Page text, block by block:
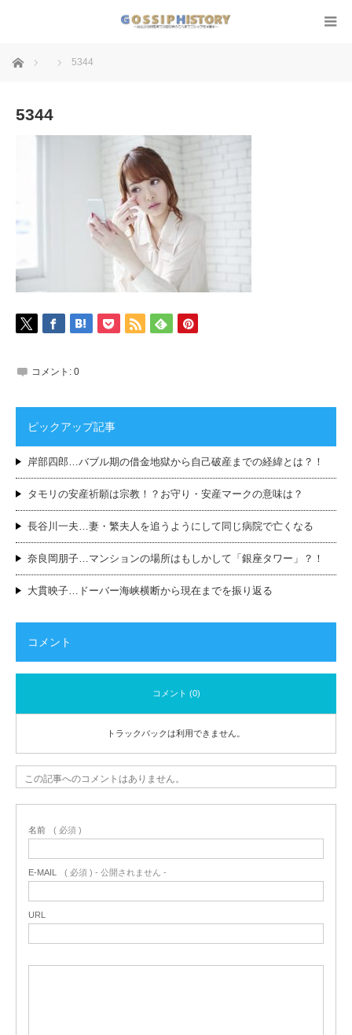
ホーム 5344
5344
コメント: 0
ピックアップ記事
岸部四郎…バブル期の借金地獄から自己破産までの経緯とは？！
タモリの安産祈願は宗教！？お守り・安産マークの意味は？
長谷川一夫…妻・繁夫人を追うようにして同じ病院で亡くなる
奈良岡朋子…マンションの場所はもしかして「銀座タワー」？！
大貫映子…ドーバー海峡横断から現在までを振り返る
コメント
コメント (0)
トラックバックは利用できません。
この記事へのコメントはありません。
名前 ( 必須 )
E-MAIL ( 必須 ) - 公開されません -
URL